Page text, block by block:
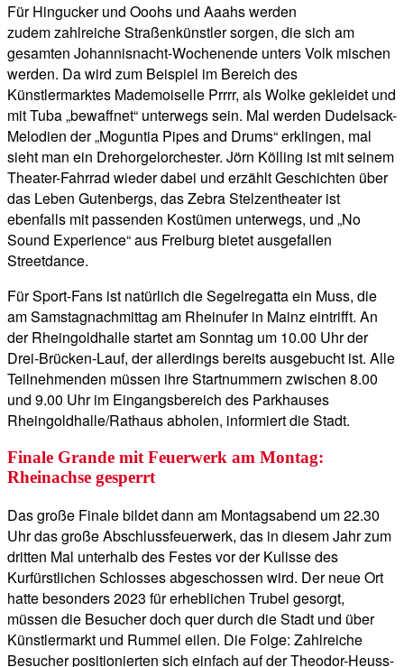
Für Hingucker und Ooohs und Aaahs werden
zudem zahlreiche Straßenkünstler sorgen, die sich am
gesamten Johannisnacht-Wochenende unters Volk mischen
werden. Da wird zum Beispiel im Bereich des
Künstlermarktes Mademoiselle Prrrr, als Wolke gekleidet und
mit Tuba „bewaffnet“ unterwegs sein. Mal werden Dudelsack-
Melodien der „Moguntia Pipes and Drums“ erklingen, mal
sieht man ein Drehorgelorchester. Jörn Kölling ist mit seinem
Theater-Fahrrad wieder dabei und erzählt Geschichten über
das Leben Gutenbergs, das Zebra Stelzentheater ist
ebenfalls mit passenden Kostümen unterwegs, und „No
Sound Experience“ aus Freiburg bietet ausgefallen
Streetdance.
Für Sport-Fans ist natürlich die Segelregatta ein Muss, die
am Samstagnachmittag am Rheinufer in Mainz eintrifft. An
der Rheingoldhalle startet am Sonntag um 10.00 Uhr der
Drei-Brücken-Lauf, der allerdings bereits ausgebucht ist. Alle
Teilnehmenden müssen ihre Startnummern zwischen 8.00
und 9.00 Uhr im Eingangsbereich des Parkhauses
Rheingoldhalle/Rathaus abholen, informiert die Stadt.
Finale Grande mit Feuerwerk am Montag:
Rheinachse gesperrt
Das große Finale bildet dann am Montagsabend um 22.30
Uhr das große Abschlussfeuerwerk, das in diesem Jahr zum
dritten Mal unterhalb des Festes vor der Kulisse des
Kurfürstlichen Schlosses abgeschossen wird. Der neue Ort
hatte besonders 2023 für erheblichen Trubel gesorgt,
müssen die Besucher doch quer durch die Stadt und über
Künstlermarkt und Rummel eilen. Die Folge: Zahlreiche
Besucher positionierten sich einfach auf der Theodor-Heuss-